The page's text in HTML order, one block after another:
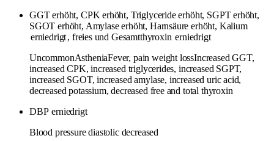
GGT erhöht, CPK erhöht, Triglyceride erhöht, SGPT erhöht,
SGOT erhöht, Amylase erhöht, Harnsäure erhöht, Kalium
erniedrigt, freies und Gesamtthyroxin erniedrigt
UncommonAstheniaFever, pain weight lossIncreased GGT,
increased CPK, increased triglycerides, increased SGPT,
increased SGOT, increased amylase, increased uric acid,
decreased potassium, decreased free and total thyroxin
DBP erniedrigt
Blood pressure diastolic decreased